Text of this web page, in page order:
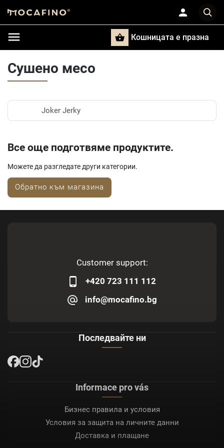
Кошницата e празна
Сушено месо
Joker Jerky
Все още подготвяме продуктите.
Можете да разгледате други категории.
Обратно към магазина
Customer support:
+420 723 111 112
info@mocafino.bg
Последвайте ни
Informace pro vás
Бизнес правила и условия
Условия за защита на личните данни
Доставка и плащане